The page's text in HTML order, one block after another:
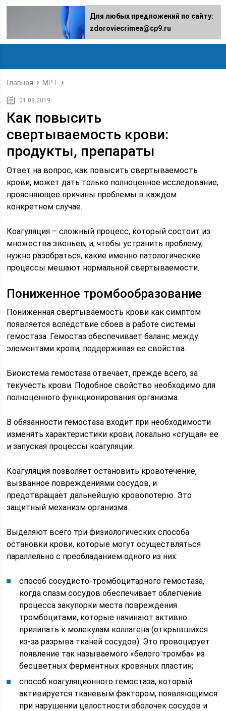
Главная МРТ
01.08.2019
Как повысить
свертываемость крови:
продукты, препараты
Ответ на вопрос, как повысить свертываемость
крови, может дать только полноценное исследование,
проясняющее причины проблемы в каждом
конкретном случае.
Коагуляция – сложный процесс, который состоит из
множества звеньев, и, чтобы устранить проблему,
нужно разобраться, какие именно патологические
процессы мешают нормальной свертываемости.
Пониженное тромбообразование
Пониженная свертываемость крови как симптом
появляется вследствие сбоев в работе системы
гемостаза. Гемостаз обеспечивает баланс между
элементами крови, поддерживая ее свойства.
Биоистема гемостаза отвечает, прежде всего, за
текучесть крови. Подобное свойство необходимо для
полноценного функционирования организма.
В обязанности гемостаза входит при необходимости
изменять характеристики крови, локально «сгущая» ее
и запуская процессы коагуляции.
Коагуляция позволяет остановить кровотечение,
вызванное повреждениями сосудов, и
предотвращает дальнейшую кровопотерю. Это
защитный механизм организма.
Выделяют всего три физиологических способа
остановки крови, которые могут осуществляться
параллельно с преобладанием одного из них:
способ сосудисто-тромбоцитарного гемостаза,
когда спазм сосудов обеспечивает облегчение
процесса закупорки места повреждения
тромбоцитами, которые начинают активно
прилипать к молекулам коллагена (открывшихся
из-за разрыва тканей сосудов). Это провоцирует
появление так называемого «белого тромба» из
бесцветных ферментных кровяных пластин;
способ коагуляционного гемостаза, который
активируется тканевым фактором, появляющимся
при нарушении целостности оболочек сосудов и
Для любых предложений по сайту:
zdoroviecrimea@cp9.ru